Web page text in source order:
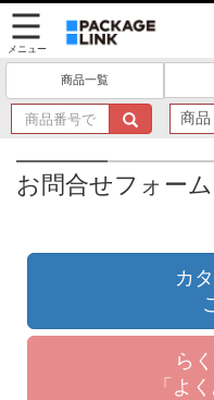
メニュー
商品一覧
商
品
番
号
で
お問合せフォーム
カ
ら
「よ